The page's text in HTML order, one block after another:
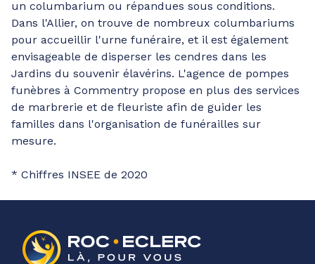
un columbarium ou répandues sous conditions.
Dans l'Allier, on trouve de nombreux columbariums
pour accueillir l'urne funéraire, et il est également
envisageable de disperser les cendres dans les
Jardins du souvenir élavérins. L'agence de pompes
funèbres à Commentry propose en plus des services
de marbrerie et de fleuriste afin de guider les
familles dans l'organisation de funérailles sur
mesure.
* Chiffres INSEE de 2020